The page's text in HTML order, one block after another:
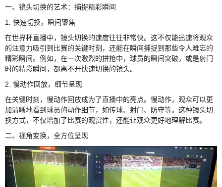
一、镜头切换的艺术：捕捉精彩瞬间
1. 快速切换，瞬间聚焦
在世界杯直播中，镜头切换的速度往往非常快。这不仅能迅速将观众
的注意力吸引到比赛的关键时刻，还能在瞬间捕捉到那些令人难忘的
精彩瞬间。例如，在一次激烈的拼抢中，球员的瞬间突破，或是射门
时的精彩瞬间，都离不开快速切换的镜头。
2. 慢动作回放，细节呈现
在关键时刻，慢动作回放成为了直播中的亮点。慢动作，观众可以更
加清晰地看到球员的动作细节，如传球、射门、防守等。这种镜头切
换方式，不仅增加了比赛的观赏性，还能让观众更好地理解比赛。
二、视角变换，全方位呈现